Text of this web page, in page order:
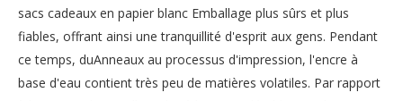
sacs cadeaux en papier blanc Emballage plus sûrs et plus
fiables, offrant ainsi une tranquillité d'esprit aux gens. Pendant
ce temps, duAnneaux au processus d'impression, l'encre à
base d'eau contient très peu de matières volatiles. Par rapport